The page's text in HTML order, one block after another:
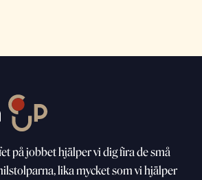
på jobbet hjälper vi dig fira de små
lika mycket som vihjälper